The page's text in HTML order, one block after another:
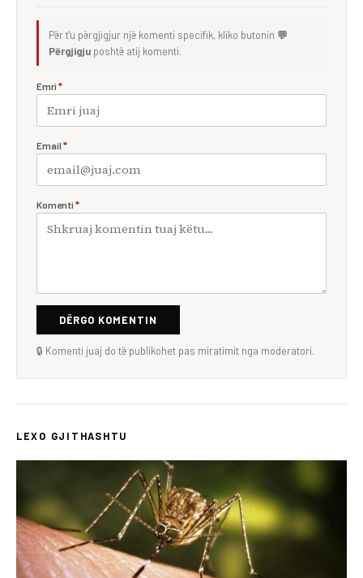
Për t'u përgjigjur një komenti specifik, kliko butonin 💬
Përgjigju poshtë atij komenti.
Emri *
Email *
Komenti *
DËRGO KOMENTIN
🔒 Komenti juaj do të publikohet pas miratimit nga moderatori.
LEXO GJITHASHTU